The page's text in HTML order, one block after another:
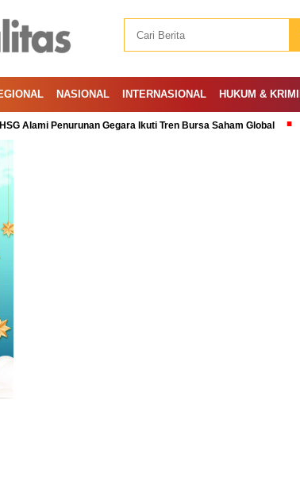
NASIONAL INTERNASIONAL HUKUM &
Penurunan Gegara Ikuti Tren Bursa Saham Global